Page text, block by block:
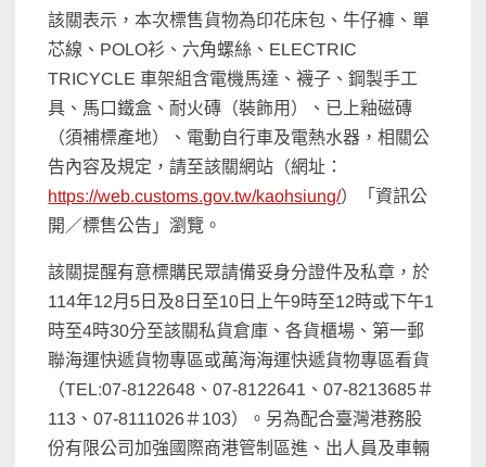
該關表示，本次標售貨物為印花床包、牛仔褲、單
芯線、POLO衫、六角螺絲、ELECTRIC
TRICYCLE 車架組含電機馬達、襪子、鋼製手工
具、馬口鐵盒、耐火磚（裝飾用）、已上釉磁磚
（須補標產地）、電動自行車及電熱水器，相關公
告內容及規定，請至該關網站（網址：
https://web.customs.gov.tw/kaohsiung/）「資訊公
開／標售公告」瀏覽。
該關提醒有意標購民眾請備妥身分證件及私章，於
114年12月5日及8日至10日上午9時至12時或下午1
時至4時30分至該關私貨倉庫、各貨櫃場、第一郵
聯海運快遞貨物專區或萬海海運快遞貨物專區看貨
（TEL:07-8122648、07-8122641、07-8213685＃
113、07-8111026＃103）。另為配合臺灣港務股
份有限公司加強國際商港管制區進、出人員及車輛